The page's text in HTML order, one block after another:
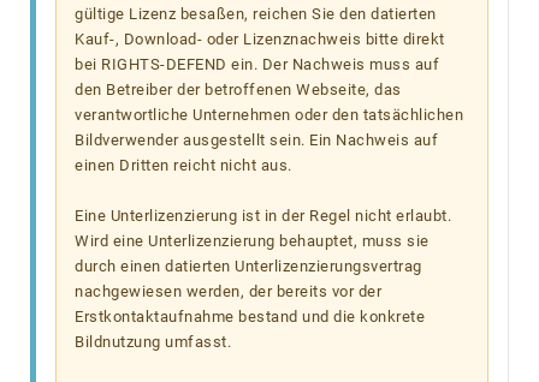
gültige Lizenz besaßen, reichen Sie den datierten
Kauf-, Download- oder Lizenznachweis bitte direkt
bei RIGHTS-DEFEND ein. Der Nachweis muss auf
den Betreiber der betroffenen Webseite, das
verantwortliche Unternehmen oder den tatsächlichen
Bildverwender ausgestellt sein. Ein Nachweis auf
einen Dritten reicht nicht aus.
Eine Unterlizenzierung ist in der Regel nicht erlaubt.
Wird eine Unterlizenzierung behauptet, muss sie
durch einen datierten Unterlizenzierungsvertrag
nachgewiesen werden, der bereits vor der
Erstkontaktaufnahme bestand und die konkrete
Bildnutzung umfasst.